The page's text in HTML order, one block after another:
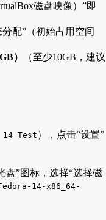
磁盘映像）”即
配”（初始占用空间
）
（至少10GB，建议
14 Test ），点击“设置”
盘”图标，选择“选择磁
14-x86_64-